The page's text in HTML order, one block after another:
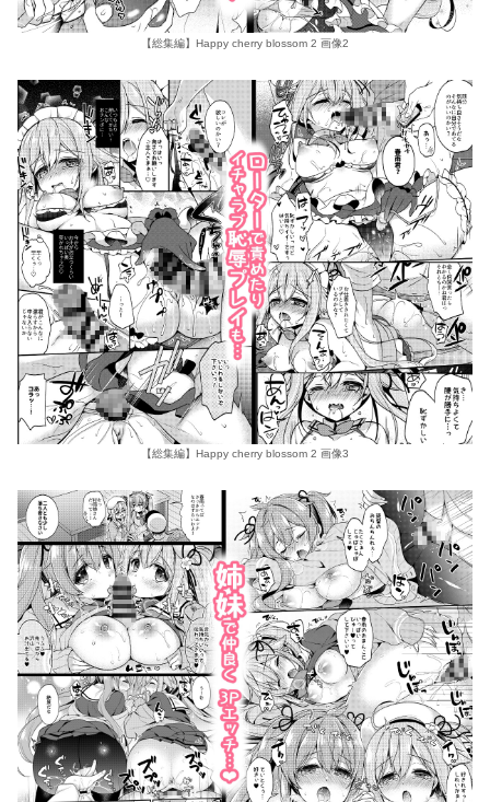
【総集編】Happy cherry blossom 2 画像2
【総集編】Happy cherry blossom 2 画像3